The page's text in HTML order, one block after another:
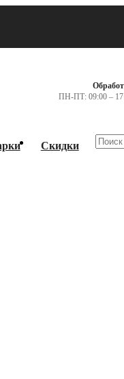
ПН-ПТ: 09:00 –
Скидки